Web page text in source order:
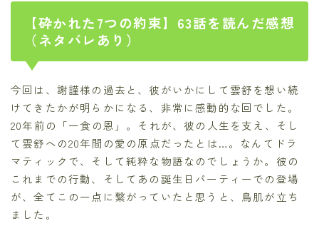
【砕かれた7つの約束】63話を読んだ感想
（ネタバレあり）
今回は、謝謹様の過去と、彼がいかにして雲舒を想い続
けてきたかが明らかになる、非常に感動的な回でした。
20年前の「一食の恩」。それが、彼の人生を支え、そし
て雲舒への20年間の愛の原点だったとは…。なんてドラ
マティックで、そして純粋な物語なのでしょうか。彼の
これまでの行動、そしてあの誕生日パーティーでの登場
が、全てこの一点に繋がっていたと思うと、鳥肌が立ち
ました。